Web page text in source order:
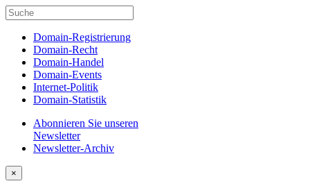
Domain-Registrierung
Domain-Recht
Domain-Handel
Domain-Events
Internet-Politik
Domain-Statistik
Abonnieren Sie unseren
Newsletter
Newsletter-Archiv
×